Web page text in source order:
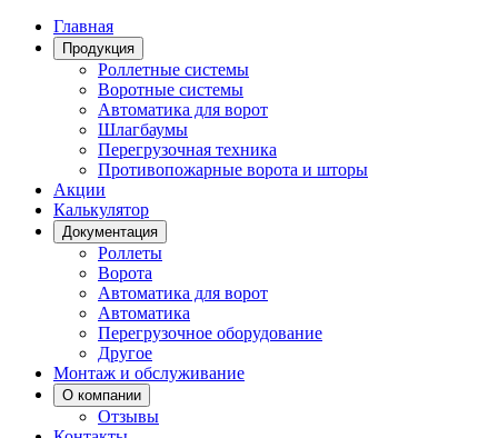
Главная
Продукция
Роллетные системы
Воротные системы
Автоматика для ворот
Шлагбаумы
Перегрузочная техника
Противопожарные ворота и шторы
Акции
Калькулятор
Документация
Роллеты
Ворота
Автоматика для ворот
Автоматика
Перегрузочное оборудование
Другое
Монтаж и обслуживание
О компании
Отзывы